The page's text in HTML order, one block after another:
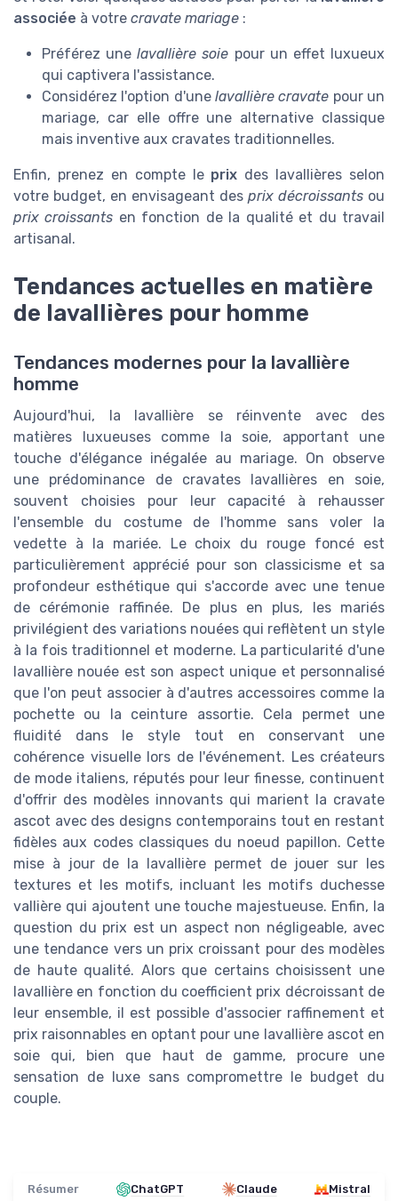
associée à votre cravate mariage :
Préférez unelavallière soie pour un effet luxueux
qui captivera l'assistance.
Considérez l'option d'une lavallière cravate pour un
mariage, car elle offre une alternative classique
mais inventive aux cravates traditionnelles.
Enfin, prenez en compte le prix des lavallières selon
votre budget, en envisageant des prix décroissants ou
prix croissants en fonction de la qualité et du travail
artisanal.
Tendances actuelles en matière
de lavallières pour homme
Tendances modernes pour la lavallière
homme
Aujourd'hui, la lavallière se réinvente avec des
matières luxueuses comme la soie, apportant une
touche d'élégance inégalée au mariage. On observe
une prédominance de cravates lavallières en soie,
souvent choisies pour leur capacité à rehausser
l'ensemble du costume de l'homme sans voler la
vedette à la mariée. Le choix du rouge foncé est
particulièrement apprécié pour son classicisme et sa
profondeur esthétique qui s'accorde avec une tenue
de cérémonie raffinée. De plus en plus, les mariés
privilégient des variations nouées qui reflètent un style
à la fois traditionnel et moderne. La particularité d'une
lavallière nouée est son aspect unique et personnalisé
que l'on peut associer à d'autres accessoires comme la
pochette ou la ceinture assortie. Cela permet une
fluidité dans le style tout en conservant une
cohérence visuelle lors de l'événement. Les créateurs
de mode italiens, réputés pour leur finesse, continuent
d'offrir des modèles innovants qui marient la cravate
ascot avec des designs contemporains tout en restant
fidèles aux codes classiques du noeud papillon. Cette
mise à jour de la lavallière permet de jouer sur les
textures et les motifs, incluant les motifs duchesse
vallière qui ajoutent une touche majestueuse. Enfin, la
question du prix est un aspect non négligeable, avec
une tendance vers un prix croissant pour des modèles
de haute qualité. Alors que certains choisissent une
lavallière en fonction du coefficient prix décroissant de
leur ensemble, il est possible d'associer raffinement et
prix raisonnables en optant pour une lavallière ascot en
soie qui, bien que haut de gamme, procure une
sensation de luxe sans compromettre le budget du
couple.
Résumer ChatGPT Claude Mistral